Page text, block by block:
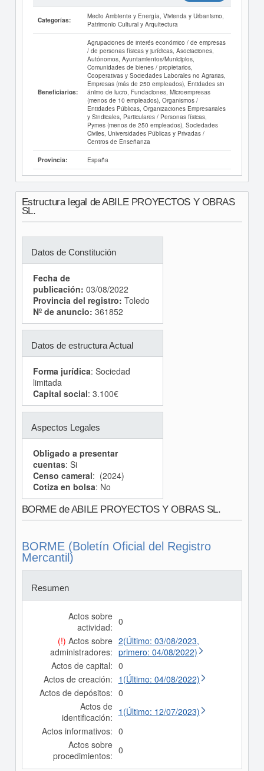
Categorías:
Medio Ambiente y Energía, Vivienda y Urbanismo,
Patrimonio Cultural y Arquitectura
Beneficiarios:
Agrupaciones de interés económico / de empresas
/ de personas físicas y jurídicas, Asociaciones,
Autónomos, Ayuntamientos/Municipios,
Comunidades de bienes / propietarios,
Cooperativas y Sociedades Laborales no Agrarias,
Empresas (más de 250 empleados), Entidades sin
ánimo de lucro, Fundaciones, Microempresas
(menos de 10 empleados), Organismos /
Entidades Públicas, Organizaciones Empresariales
y Sindicales, Particulares / Personas físicas,
Pymes (menos de 250 empleados), Sociedades
Civiles, Universidades Públicas y Privadas /
Centros de Enseñanza
Provincia: España
Estructura legal de ABILE PROYECTOS Y OBRAS
SL.
Datos de Constitución
Fecha de
publicación: 03/08/2022
Provincia del registro: Toledo
Nº de anuncio: 361852
Datos de estructura Actual
Forma jurídica: Sociedad
limitada
Capital social: 3.100€
Aspectos Legales
Obligado a presentar
cuentas: Si
Censo cameral: (2024)
Cotiza en bolsa: No
BORME de ABILE PROYECTOS Y OBRAS SL.
BORME (Boletín Oficial del Registro
Mercantil)
Resumen
Actos sobre
actividad: 0
(!) Actos sobre
administradores:
2(Último: 03/08/2023,
primero: 04/08/2022)
Actos de capital: 0
Actos de creación: 1(Último: 04/08/2022)
Actos de depósitos: 0
Actos de
identificación: 1(Último: 12/07/2023)
Actos informativos: 0
Actos sobre
procedimientos: 0